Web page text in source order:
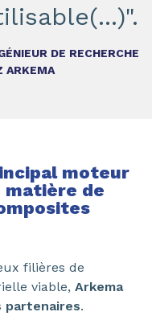
DE RECHERCHE
ARKEMA
moteur
matière de
filières de
viable, Arkema
partenaires.